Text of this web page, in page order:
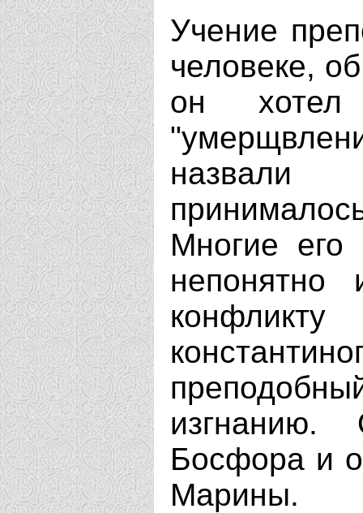
Учение
человеке,
он
назвали
Многие его
Босфора и
Марины.